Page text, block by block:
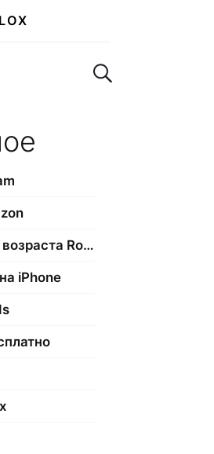
Поиск по сайту
Подтверждение возраста Roblox
iPhone